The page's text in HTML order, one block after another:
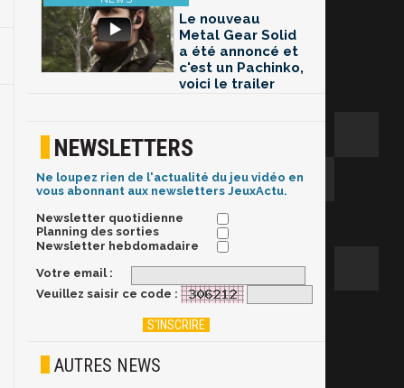
Le nouveau
Metal Gear Solid
a été annoncé et
c'est un Pachinko,
voici le trailer
NEWSLETTERS
Ne loupez rien de l'actualité du jeu vidéo en
vous abonnant aux newsletters JeuxActu.
Newsletter quotidienne
Planning des sorties
Newsletter hebdomadaire
Votre email :
Veuillez saisir ce code :
AUTRES NEWS